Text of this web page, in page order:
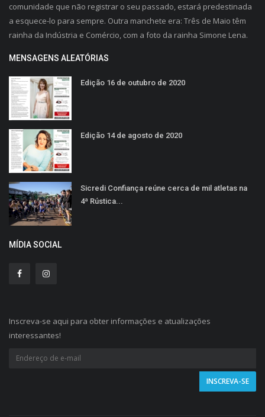
comunidade que não registrar o seu passado, estará predestinada
a esquece-lo para sempre. Outra manchete era: Três de Maio têm
rainha da Indústria e Comércio, com a foto da rainha Simone Lena.
MENSAGENS ALEATÓRIAS
Edição 16 de outubro de 2020
Edição 14 de agosto de 2020
Sicredi Confiança reúne cerca de mil atletas na
4ª Rústica...
MÍDIA SOCIAL
Inscreva-se aqui para obter informações e atualizações
interessantes!